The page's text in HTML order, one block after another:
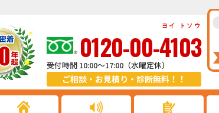
0120-00-4103
ヨイ トソウ
受付時間 10:00～17:00（水曜定休）
ご相談・お見積り・診断無料！！